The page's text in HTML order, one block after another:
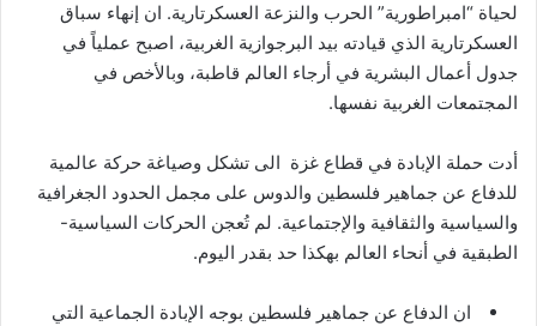
لحياة “امبراطورية” الحرب والنزعة العسكرتارية. ان إنهاء سباق
العسكرتارية الذي قيادته بيد البرجوازية الغربية، اصبح عملياً في
جدول أعمال البشرية في أرجاء العالم قاطبة، وبالأخص في
المجتمعات الغربية نفسها.
أدت حملة الإبادة في قطاع غزة الى تشكل وصياغة حركة عالمية
للدفاع عن جماهير فلسطين والدوس على مجمل الحدود الجغرافية
والسياسية والثقافية والإجتماعية. لم تُعجن الحركات السياسية-
الطبقية في أنحاء العالم بهكذا حد بقدر اليوم.
ان الدفاع عن جماهير فلسطين بوجه الإبادة الجماعية التي